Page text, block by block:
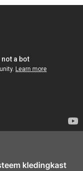
kledingkast